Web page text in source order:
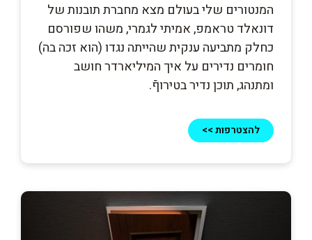
המנטורים שלי בעולם מצא מחברת תובנות של
דונאלד טראמפ, אמיתי לגמרי, משהו שפורסם
כחלק מתביעה ענקית שהייתה נגדו (הוא זכה בה)
חומרים נדירים על איך המיליארדר חושב
ומתנהג, תוכן נדיר בטירוףֿ.
להצטרפות >>